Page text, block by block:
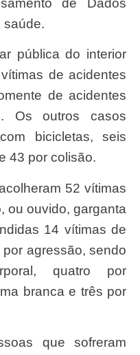
de Dados
saúde.
de acidentes
de acidentes
Os outros casos
bicicletas, seis
43 por colisão.
ou ouvido, garganta
14 vítimas de
agressão, sendo
quatro por
branca e três por